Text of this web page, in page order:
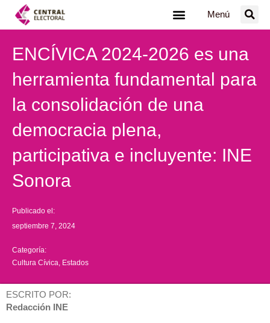
Menú
ENCÍVICA 2024-2026 es una
herramienta fundamental para
la consolidación de una
democracia plena,
participativa e incluyente: INE
Sonora
Publicado el:
septiembre 7, 2024
Categoría:
Cultura Cívica Estados
ESCRITO POR:
Redacción INE